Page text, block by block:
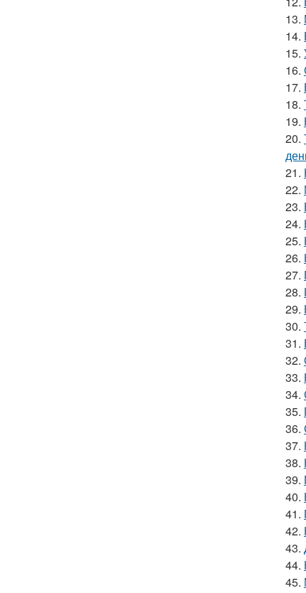
13.
14.
15.
16.
17.
18.
19.
20.
21.
22.
23.
24.
25.
26.
27.
28.
29.
30.
31.
32.
33.
34.
35.
36.
37.
38.
39.
40.
41.
42.
43.
44.
45.